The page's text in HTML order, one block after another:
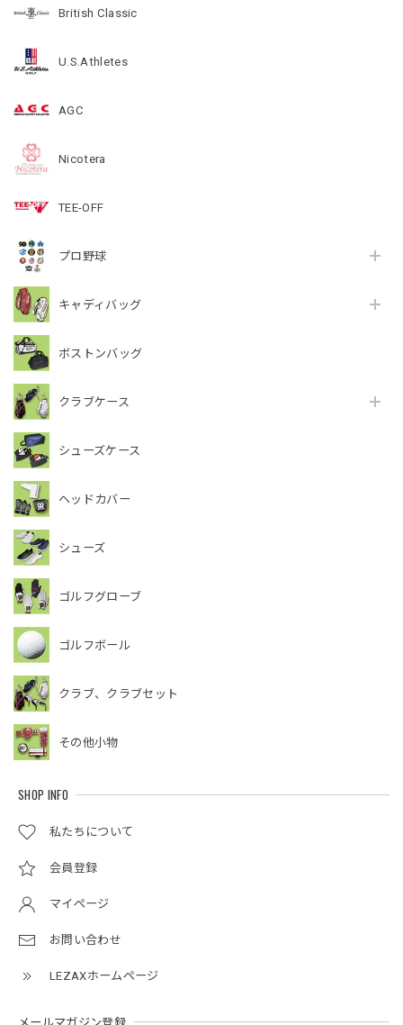
British Classic
U.S.Athletes
AGC
Nicotera
TEE-OFF
プロ野球
キャディバッグ
ボストンバッグ
クラブケース
シューズケース
ヘッドカバー
シューズ
ゴルフグローブ
ゴルフボール
クラブ、クラブセット
その他小物
SHOP INFO
私たちについて
会員登録
マイページ
お問い合わせ
LEZAXホームページ